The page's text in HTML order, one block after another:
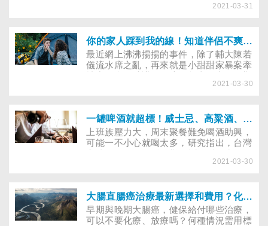
第8順位對象公費接種牛津AZ疫苗。4月
已打了1.4萬劑，約用掉7成。然而，歐洲
陸續傳出多起施打AZ疫苗後出現不良反
應，安全性備受關注。究竟接種AZ疫苗
安全嗎？哪些族群不建議接種？打了疫苗
效力可維持多久？COVID-19疫苗和其他
2021-03-31
你的家人踩到我的線！知道伴侶不爽後如何承接、破鏡能否重圓？
最近網上沸沸揚揚的事件，除了輔大陳若
儀流水席之亂，再來就是小甜甜家暴案牽
發現婚姻不只是兩人的事，更會因為彼此
修補關係呢？(2023.1.17更新)
2021-03-30
一罐啤酒就超標！威士忌、高粱酒、葡萄酒濃度大不同，一表看喝下多少酒精量
上班族壓力大，周末聚餐難免喝酒助興，
可能一不小心就喝太多，研究指出，台灣
啤酒、紅酒含高粱酒，每100c.c會喝進的
2021-03-30
大腸直腸癌治療最新選擇和費用？化療、放療和標靶藥物治療哪些有健保給付？
早期與晚期大腸癌，健保給付哪些治療，
可以不要化療、放療嗎？何種情況需用標